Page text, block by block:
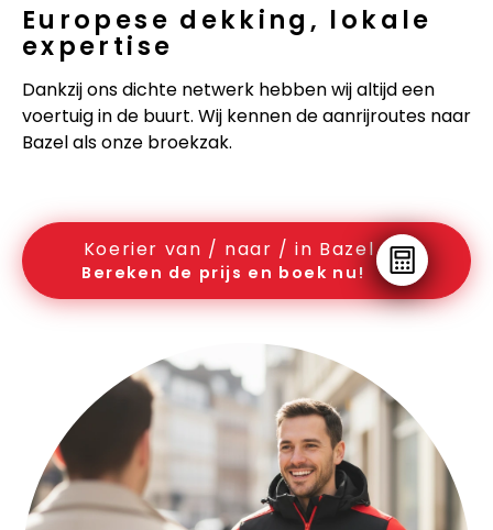
Europese dekking, lokale
expertise
Dankzij ons dichte netwerk hebben wij altijd een
voertuig in de buurt. Wij kennen de aanrijroutes naar
Bazel als onze broekzak.
Koerier van / naar / in Bazel
Bereken de prijs en boek nu!